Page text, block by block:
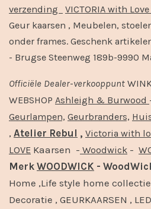
verzending
VICTORIA with Love
Geur kaarsen , Meubelen,
onder frames. Geschenk
- Brugse Steenweg 189b-9990
Officiële Dealer-verkooppunt
WEBSHOP Ashleigh & Burwood
Geurlampen, Geurbranders,
, Atelier Rebul , Victoria with
LOVE Kaarsen - Woodwick -
Merk WOODWICK -
Home ,Life style home
Decoratie , GEURKAARSEN ,